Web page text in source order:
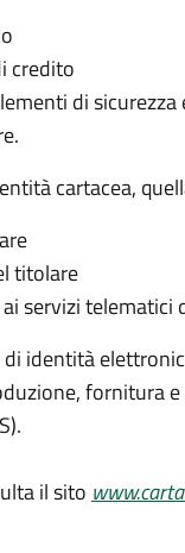
credito
di
cartacea,
titolare
servizi
identità
fornitura e
il sito